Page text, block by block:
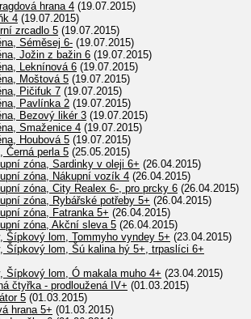
hrana 4 (19.07.2015)
4 (19.07.2015)
zrcadlo 5 (19.07.2015)
Séměsej 6- (19.07.2015)
Jožin z bažin 6 (19.07.2015)
Leknínová 6 (19.07.2015)
Moštová 5 (19.07.2015)
Pičifuk 7 (19.07.2015)
Pavlínka 2 (19.07.2015)
Bezový likér 3 (19.07.2015)
Smaženice 4 (19.07.2015)
Houbová 5 (19.07.2015)
Černá perla 5 (25.05.2015)
zóna, Sardinky v oleji 6+ (26.04.2015)
zóna, Nákupní vozík 4 (26.04.2015)
zóna, City Realex 6-, pro prcky 6 (26.04.2015)
zóna, Rybářské potřeby 5+ (26.04.2015)
zóna, Fatranka 5+ (26.04.2015)
zóna, Akční sleva 5 (26.04.2015)
Šípkový lom, Tommyho vyndey 5+ (23.04.2015)
Šípkový lom, Šú kalina hý 5+, trpaslíci 6+
Šípkový lom, Ó makala muho 4+ (23.04.2015)
čtyřka - prodloužená IV+ (01.03.2015)
5 (01.03.2015)
hrana 5+ (01.03.2015)